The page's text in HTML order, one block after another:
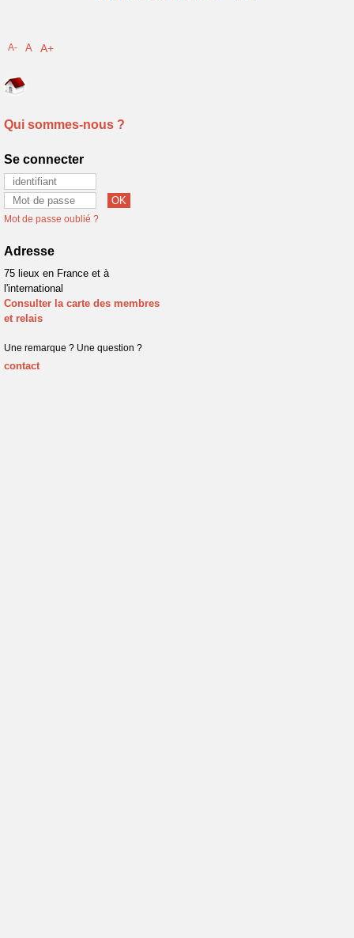
A- A A+
Qui sommes-nous ?
Se connecter
Mot de passe oublié ?
Adresse
75 lieux en France et à
l'international
Consulter la carte des membres
et relais
Une remarque ? Une question ?
contact